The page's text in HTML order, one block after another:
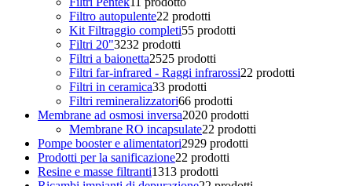
Filtro autopulente22 prodotti
Kit Filtraggio completi55 prodotti
Filtri 20"3232 prodotti
Filtri a baionetta2525 prodotti
Filtri far-infrared - Raggi infrarossi22 prodotti
Filtri in ceramica33 prodotti
Filtri remineralizzatori66 prodotti
Membrane ad osmosi inversa2020 prodotti
Membrane RO incapsulate22 prodotti
Pompe booster e alimentatori2929 prodotti
Prodotti per la sanificazione22 prodotti
Resine e masse filtranti1313 prodotti